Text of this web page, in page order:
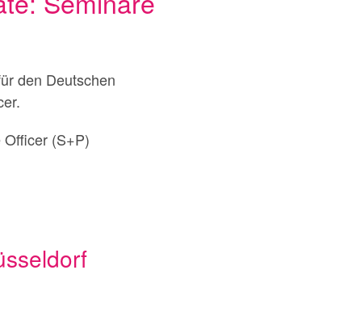
den Deutschen
(S+P)